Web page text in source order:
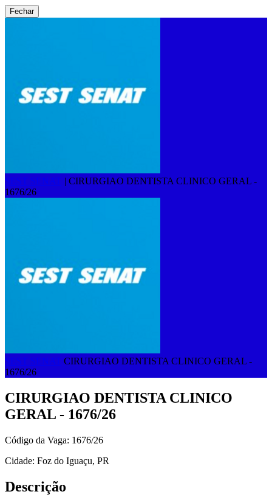
Fechar
SEST SENAT | CIRURGIAO DENTISTA CLINICO GERAL -
1676/26
SEST SENAT CIRURGIAO DENTISTA CLINICO GERAL -
1676/26
CIRURGIAO DENTISTA CLINICO
GERAL - 1676/26
Código da Vaga: 1676/26
Cidade: Foz do Iguaçu, PR
Descrição